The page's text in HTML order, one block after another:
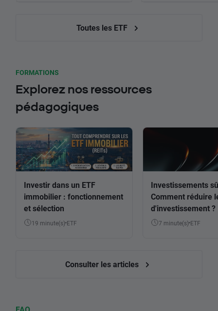
Toutes les ETF
FORMATIONS
Explorez nos ressources
pédagogiques
Investir dans un ETF
immobilier : fonctionnement
et sélection
19 minute(s) ETF
Investissements
Comment réduire
d'investissement ?
7 minute(s) ETF
Consulter les articles